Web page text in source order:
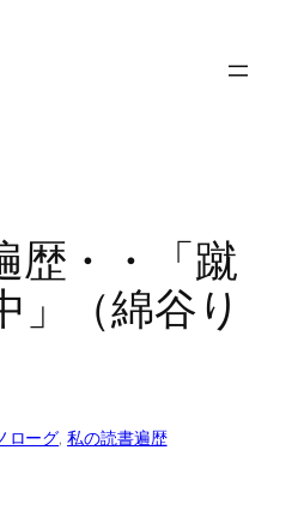
歴・・「蹴
」（綿谷り
ローグ, 私の読書遍歴